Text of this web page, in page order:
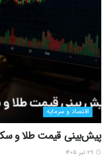
اقتصاد و سرمایه
پیش‌بینی قیمت طلا و سکه